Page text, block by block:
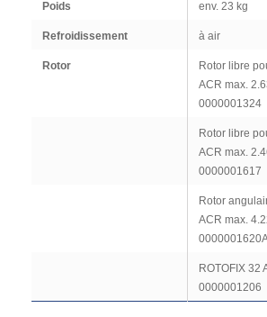
Poids env. 23 kg
Refroidissement à air
Rotor
Rotor libre
ACR max.
0000001324
Rotor libre
ACR max.
0000001617
Rotor
ACR max.
ROTOFIX 32
0000001206